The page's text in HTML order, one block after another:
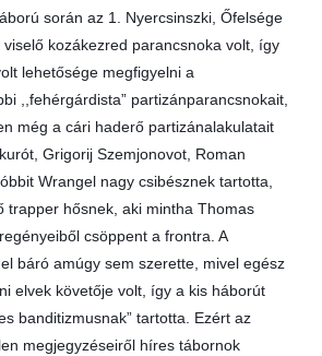
során az 1. Nyercsinszki, Őfelsége
kozákezred parancsnoka volt, így
lehetősége megfigyelni a
,,fehérgárdista” partizánparancsnokait,
még a cári haderő partizánalakulatait
Grigorij Szemjonovot, Roman
Wrangel nagy csibésznek tartotta,
trapper hősnek, aki mintha Thomas
csöppent a frontra. A
báró amúgy sem szerette, mivel egész
elvek követője volt, így a kis háborút
banditizmusnak” tartotta. Ezért az
megjegyzéseiről híres tábornok